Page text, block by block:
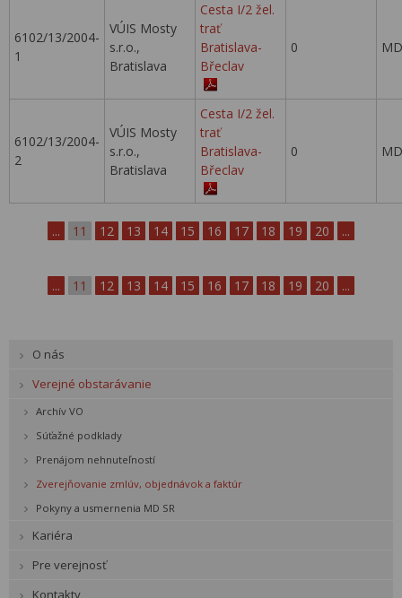
6102/13/2004-
1
VÚIS Mosty
s.r.o.,
Bratislava
Cesta I/2 žel.
trať
Bratislava-
Břeclav
0
6102/13/2004-
2
VÚIS Mosty
s.r.o.,
Bratislava
Cesta I/2 žel.
trať
Bratislava-
Břeclav
0
... 11 12 13 14 15 16 17 18 19 20 ...
... 11 12 13 14 15 16 17 18 19 20 ...
O nás
Verejné obstarávanie
Archív VO
Súťažné podklady
Prenájom nehnuteľností
Zverejňovanie zmlúv, objednávok a faktúr
Pokyny a usmernenia MD SR
Kariéra
Pre verejnosť
Kontakty